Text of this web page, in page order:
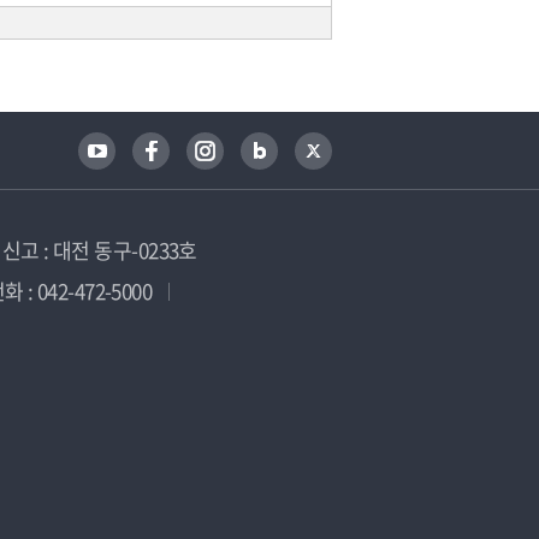
고 : 대전 동구-0233호
: 042-472-5000